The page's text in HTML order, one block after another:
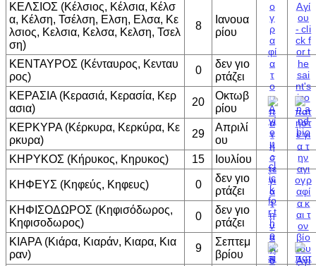
ΚΕΛΣΙΟΣ (Κέλσιος, Κέλσια, Κέλσ
α, Κέλση, Τσέλση, Ελση, Ελσα, Κε
λσιος, Κελσια, Κελσα, Κελση, Τσελ
ση)
8
Ιανουα
ρίου
ΚΕΝΤΑΥΡΟΣ (Κένταυρος, Κενταυ
ρος)
0
δεν γιο
ρτάζει
ΚΕΡΑΣΙΑ (Κερασιά, Κερασία, Κερ
ασια)
20
Οκτωβ
ρίου
ΚΕΡΚΥΡΑ (Κέρκυρα, Κερκύρα, Κε
ρκυρα)
29
Απριλί
ου
ΚΗΡΥΚΟΣ (Κήρυκος, Κηρυκος)
15 Ιουλίου
ΚΗΦΕΥΣ (Κηφεύς, Κηφευς) 0
δεν γιο
ρτάζει
ΚΗΦΙΣΟΔΩΡΟΣ (Κηφισόδωρος,
Κηφισοδωρος)
0
δεν γιο
ρτάζει
ΚΙΑΡΑ (Κιάρα, Κιαράν, Κιαρα, Κια
ραν)
9
Σεπτεμ
βρίου